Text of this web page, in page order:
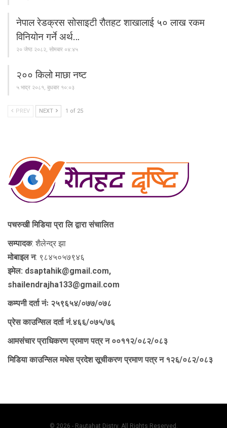
नेपाल रेडक्रस सोसाइटी रौतहट शाखालाई ५० लाख रकम
विनियोन गर्ने अर्थ…
२० जेष्ठ २०८२, सोमबार ०४:४५
२०० किलो माछा नष्ट
५ भाद्र २०८१, बुधबार १०:०३
PREV NEXT 1 of 25
पचरुखी मिडिया प्रा लि द्वारा संचालित
सम्पादक: शैलेन्द्र झा
मोबाइल न: ९८४५०५७९४६
इमेल: dsaptahik@gmail.com,
shailendrajha133@gmail.com
कम्पनी दर्ता नंः २५९६५४/०७७/०७८
प्रेस काउन्सिल दर्ता नं.४६६/०७५/७६
आमसंचार प्राधिकरण प्रमाण पत्र न ००११२/०८२/०८३
मिडिया काउन्सिल मधेस प्रदेश सूचीकरण प्रमाण पत्र न १२६/०८२/०८३
© 2026 - Rautahat Distry. All Rights Reserved.